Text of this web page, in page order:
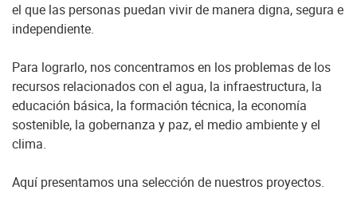
el que las personas puedan vivir de manera digna, segura e
independiente.
Para lograrlo, nos concentramos en los problemas de los
recursos relacionados con el agua, la infraestructura, la
educación básica, la formación técnica, la economía
sostenible, la gobernanza y paz, el medio ambiente y el
clima.
Aquí presentamos una selección de nuestros proyectos.